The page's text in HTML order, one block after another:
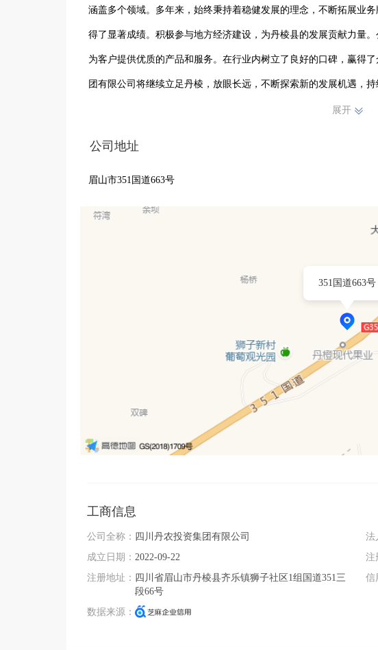
涵盖多个领域。多年来，始终秉持着稳健发展的理念，不断拓展业
得了显著成绩。积极参与地方经济建设，为丹棱县的发展贡献力量
为客户提供优质的产品和服务。在行业内树立了良好的口碑，赢得
团有限公司将继续立足丹棱，放眼长远，不断探索新的发展机遇，
段，为地方经济繁荣和企业自身壮大不懈努力，在激烈的市场竞争
展开
公司地址
眉山市351国道663号
351国道663号
工商信息
公司全称： 四川丹农投资集团有限公司
成立日期： 2022-09-22
注册地址： 四川省眉山市丹棱县齐乐镇狮子社区1组国道351三
段66号
数据来源：
法
注
信